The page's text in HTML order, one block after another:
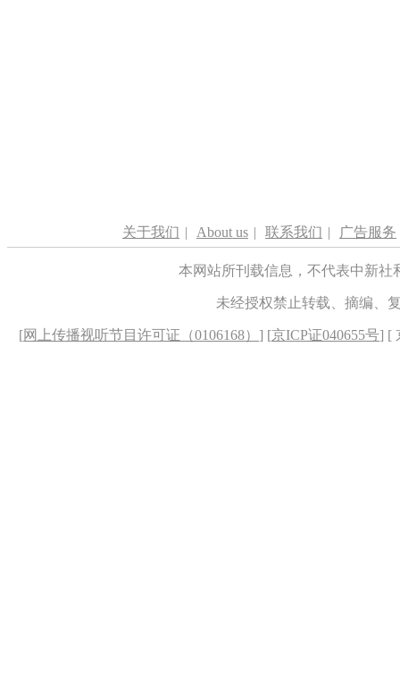
关于我们 | About us | 联系我们 | 广告服务
本网站所刊载信息，不代表中新
未经授权禁止转载、摘编、
[网上传播视听节目许可证（0106168） ] [京ICP证040655号] [